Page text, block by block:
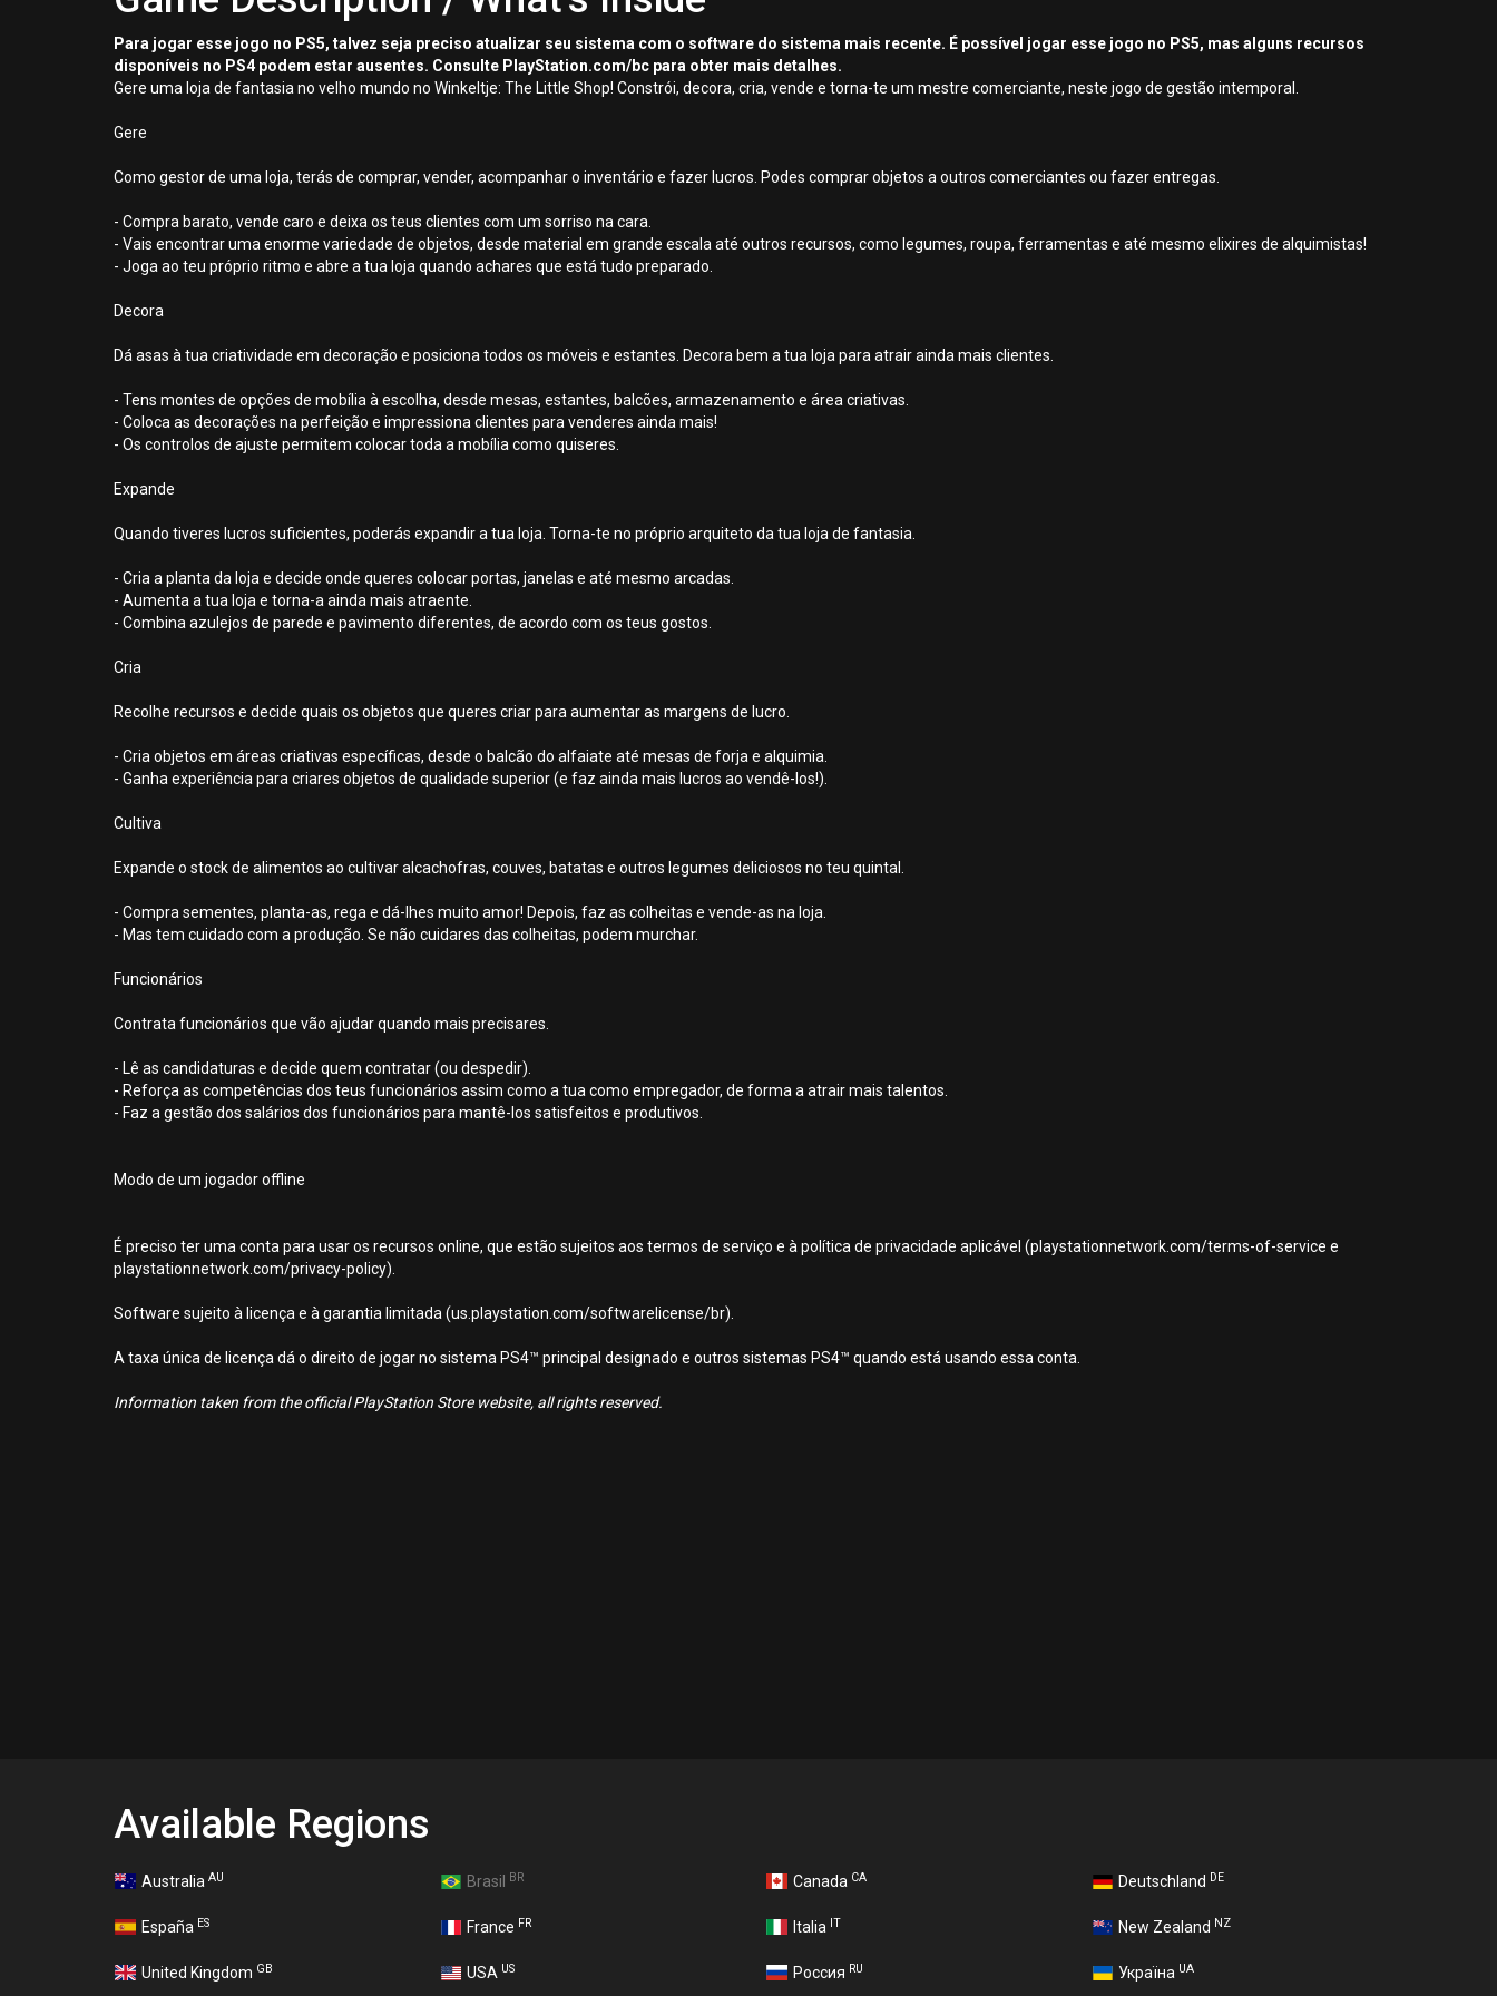
Para jogar esse jogo no PS5, talvez seja preciso atualizar seu sistema com o software do sistema mais recente. É possível jogar esse jogo no PS5, mas alguns recursos
disponíveis no PS4 podem estar ausentes. Consulte PlayStation.com/bc para obter mais detalhes.
Gere uma loja de fantasia no velho mundo no Winkeltje: The Little Shop! Constrói, decora, cria, vende e torna-te um mestre comerciante, neste jogo de gestão intemporal.
Gere
Como gestor de uma loja, terás de comprar, vender, acompanhar o inventário e fazer lucros. Podes comprar objetos a outros comerciantes ou fazer entregas.
- Compra barato, vende caro e deixa os teus clientes com um sorriso na cara.
- Vais encontrar uma enorme variedade de objetos, desde material em grande escala até outros recursos, como legumes, roupa, ferramentas e até mesmo elixires de alquimistas!
- Joga ao teu próprio ritmo e abre a tua loja quando achares que está tudo preparado.
Decora
Dá asas à tua criatividade em decoração e posiciona todos os móveis e estantes. Decora bem a tua loja para atrair ainda mais clientes.
- Tens montes de opções de mobília à escolha, desde mesas, estantes, balcões, armazenamento e área criativas.
- Coloca as decorações na perfeição e impressiona clientes para venderes ainda mais!
- Os controlos de ajuste permitem colocar toda a mobília como quiseres.
Expande
Quando tiveres lucros suficientes, poderás expandir a tua loja. Torna-te no próprio arquiteto da tua loja de fantasia.
- Cria a planta da loja e decide onde queres colocar portas, janelas e até mesmo arcadas.
- Aumenta a tua loja e torna-a ainda mais atraente.
- Combina azulejos de parede e pavimento diferentes, de acordo com os teus gostos.
Cria
Recolhe recursos e decide quais os objetos que queres criar para aumentar as margens de lucro.
- Cria objetos em áreas criativas específicas, desde o balcão do alfaiate até mesas de forja e alquimia.
- Ganha experiência para criares objetos de qualidade superior (e faz ainda mais lucros ao vendê-los!).
Cultiva
Expande o stock de alimentos ao cultivar alcachofras, couves, batatas e outros legumes deliciosos no teu quintal.
- Compra sementes, planta-as, rega e dá-lhes muito amor! Depois, faz as colheitas e vende-as na loja.
- Mas tem cuidado com a produção. Se não cuidares das colheitas, podem murchar.
Funcionários
Contrata funcionários que vão ajudar quando mais precisares.
- Lê as candidaturas e decide quem contratar (ou despedir).
- Reforça as competências dos teus funcionários assim como a tua como empregador, de forma a atrair mais talentos.
- Faz a gestão dos salários dos funcionários para mantê-los satisfeitos e produtivos.
Modo de um jogador offline
É preciso ter uma conta para usar os recursos online, que estão sujeitos aos termos de serviço e à política de privacidade aplicável (playstationnetwork.com/terms-of-service e
playstationnetwork.com/privacy-policy).
Software sujeito à licença e à garantia limitada (us.playstation.com/softwarelicense/br).
A taxa única de licença dá o direito de jogar no sistema PS4™ principal designado e outros sistemas PS4™ quando está usando essa conta.
Information taken from the official PlayStation Store website, all rights reserved.
Available Regions
Australia AU Brasil BR Canada CA Deutschland DE
España ES France FR Italia IT New Zealand NZ
United Kingdom GB USA US Россия RU Україна UA